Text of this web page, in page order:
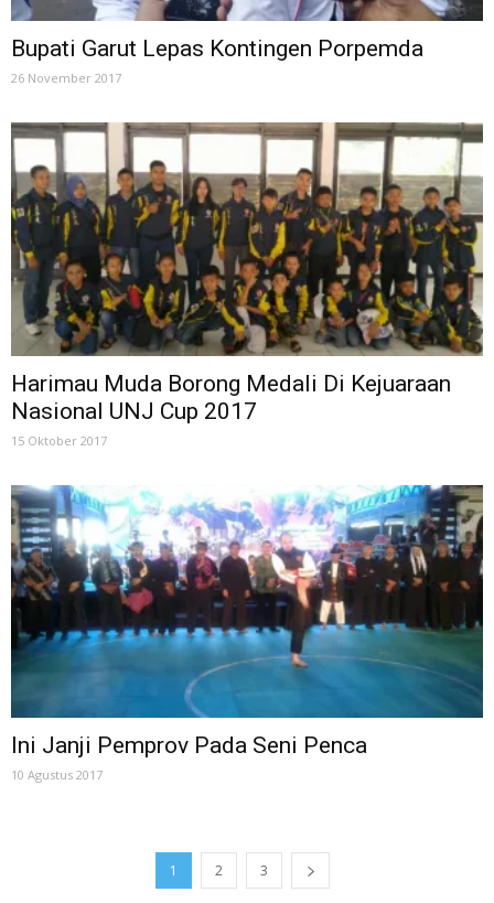
Bupati Garut Lepas Kontingen Porpemda
26 November 2017
Harimau Muda Borong Medali Di Kejuaraan
Nasional UNJ Cup 2017
15 Oktober 2017
Ini Janji Pemprov Pada Seni Penca
10 Agustus 2017
1 2 3